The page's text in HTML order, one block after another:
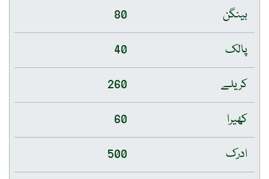
بینگن
80
پالک
40
کریلے
260
کھیرا
60
ادرک
500